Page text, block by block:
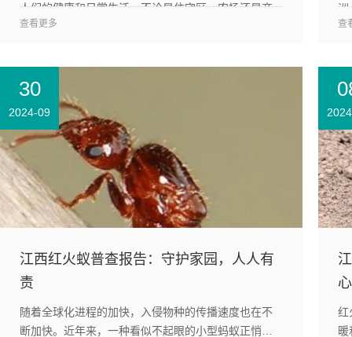
人们的健康和日常生活。不论是住宅区、农场还是商
业园区，红火蚁的侵扰都给人们带来了诸多困扰...
查看更多
洲
之
查
30
2024-09
江西红火蚁普查报告：守护家园，人人有
责
随着全球化进程的加快，入侵物种的传播速度也在不
断加快。近年来，一种看似不起眼的小型蚂蚁正悄然
红
暖